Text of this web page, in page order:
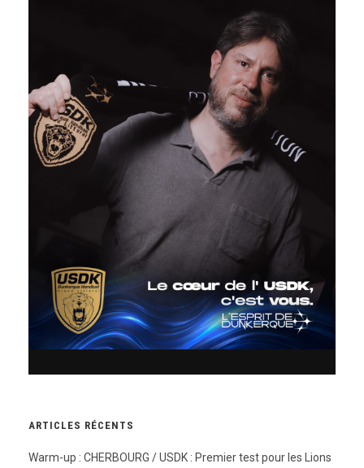
ARTICLES RÉCENTS
Warm-up : CHERBOURG / USDK : Premier test pour les Lions